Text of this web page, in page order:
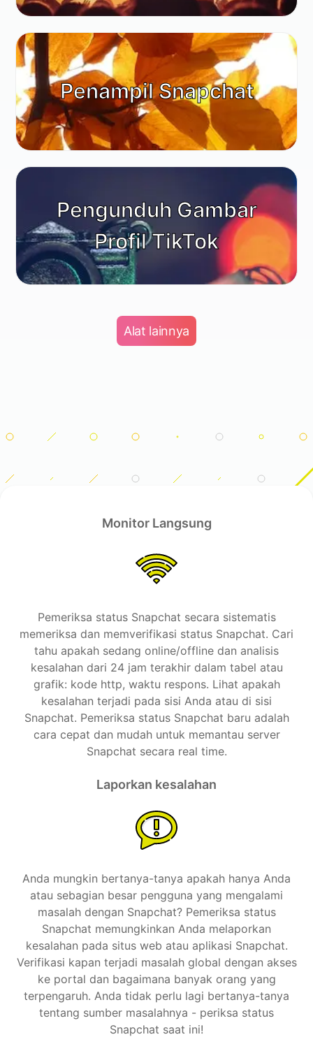
Penampil Snapchat
Pengunduh Gambar
Profil TikTok
Alat lainnya
Monitor Langsung
Pemeriksa status Snapchat secara sistematis
memeriksa dan memverifikasi status Snapchat. Cari
tahu apakah sedang online/offline dan analisis
kesalahan dari 24 jam terakhir dalam tabel atau
grafik: kode http, waktu respons. Lihat apakah
kesalahan terjadi pada sisi Anda atau di sisi
Snapchat. Pemeriksa status Snapchat baru adalah
cara cepat dan mudah untuk memantau server
Snapchat secara real time.
Laporkan kesalahan
Anda mungkin bertanya-tanya apakah hanya Anda
atau sebagian besar pengguna yang mengalami
masalah dengan Snapchat? Pemeriksa status
Snapchat memungkinkan Anda melaporkan
kesalahan pada situs web atau aplikasi Snapchat.
Verifikasi kapan terjadi masalah global dengan akses
ke portal dan bagaimana banyak orang yang
terpengaruh. Anda tidak perlu lagi bertanya-tanya
tentang sumber masalahnya - periksa status
Snapchat saat ini!